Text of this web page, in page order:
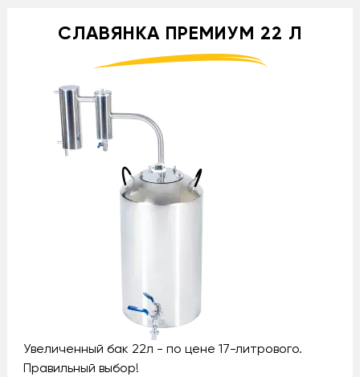
СЛАВЯНКА ПРЕМИУМ 22 Л
Увеличенный бак 22л - по цене 17-литрового.
Правильный выбор!